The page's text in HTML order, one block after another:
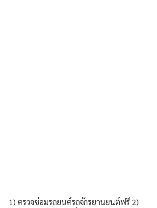
1) ตรวจซ่อมรถยนต์รถจักรยานยนต์ฟรี 2)